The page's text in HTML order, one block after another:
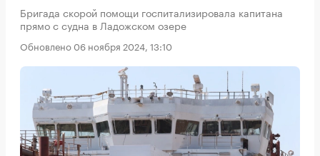
Бригада скорой помощи госпитализировала капитана
прямо с судна в Ладожском озере
Обновлено 06 ноября 2024, 13:10